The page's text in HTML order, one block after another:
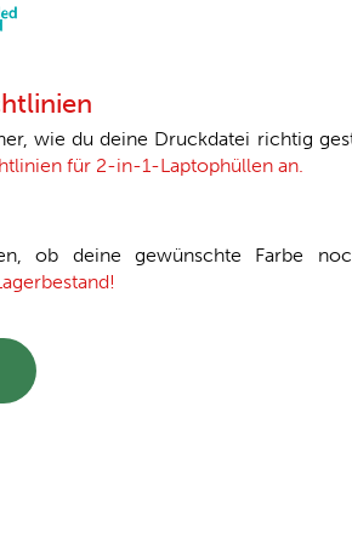
wie du deine Druckdatei richtig
für 2-in-1-Laptophüllen an.
ob deine gewünschte Farbe